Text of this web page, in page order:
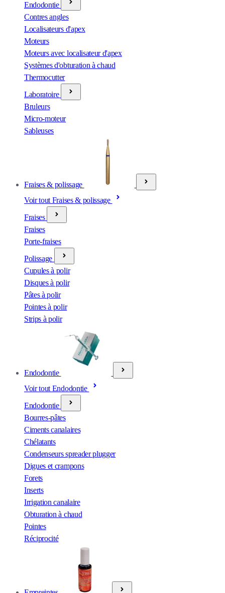
Endodontie
Contres angles
Localisateurs d'apex
Moteurs
Moteurs avec localisateur d'apex
Systèmes d'obturation à chaud
Thermocutter
Laboratoire
Bruleurs
Micro-moteur
Sableuses
Fraises & polissage
Voir tout Fraises & polissage
Fraises
Fraises
Porte-fraises
Polissage
Cupules à polir
Disques à polir
Pâtes à polir
Pointes à polir
Strips à polir
Endodontie
Voir tout Endodontie
Endodontie
Bourres-pâtes
Ciments canalaires
Chélatants
Condenseurs spreader plugger
Digues et crampons
Forets
Inserts
Irrigation canalaire
Obturation à chaud
Pointes
Réciprocité